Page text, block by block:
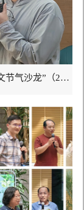
“数字与人文节气沙龙”（2024小满...